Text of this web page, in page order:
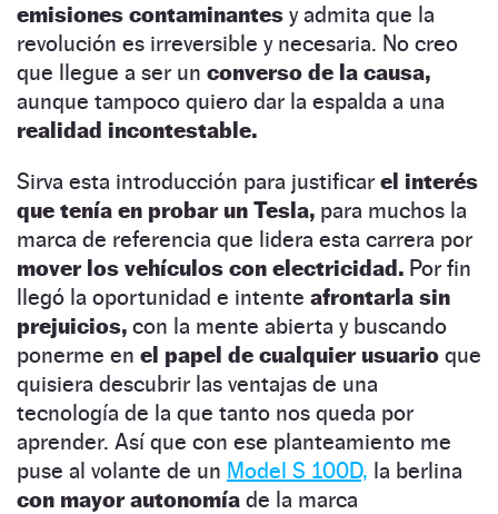
emisiones contaminantes y admita que la
revolución es irreversible y necesaria. No creo
que llegue a ser un converso de la causa,
aunque tampoco quiero dar la espalda a una
realidad incontestable.
Sirva esta introducción para justificar el interés
que tenía en probar un Tesla, para muchos la
marca de referencia que lidera esta carrera por
mover los vehículos con electricidad. Por fin
llegó la oportunidad e intente afrontarla sin
prejuicios, con la mente abierta y buscando
ponerme en el papel de cualquier usuario que
quisiera descubrir las ventajas de una
tecnología de la que tanto nos queda por
aprender. Así que con ese planteamiento me
puse al volante de un Model S 100D, la berlina
con mayor autonomía de la marca